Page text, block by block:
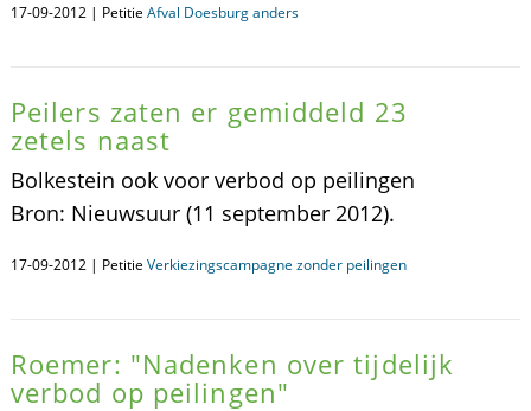
17-09-2012 | Petitie Afval Doesburg anders
Peilers zaten er gemiddeld 23
zetels naast
Bolkestein ook voor verbod op peilingen
Bron: Nieuwsuur (11 september 2012).
17-09-2012 | Petitie Verkiezingscampagne zonder peilingen
Roemer: "Nadenken over tijdelijk
verbod op peilingen"